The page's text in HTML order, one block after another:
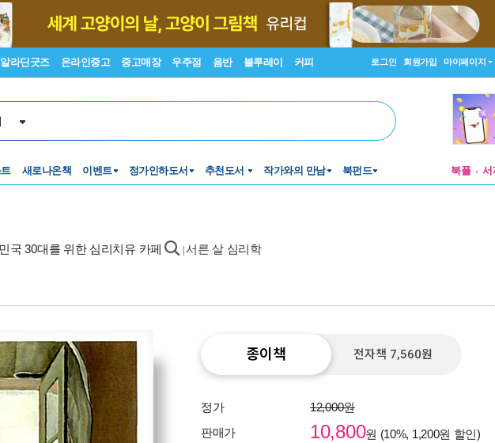
알라딘굿즈 온라인중고 중고매장 우주점 음반 블루레이 커피 로그인 회원가입 마이페이지
새로나온책 이벤트 정가인하도서 추천도서 작가와의 만남 북펀드 북플 서
국 30대를 위한 심리치유 카페 |서른 살 심리학
종이책 전자책 7,560원
정가
12,000원
판매가
10,800원 (10%, 1,200원 할인)